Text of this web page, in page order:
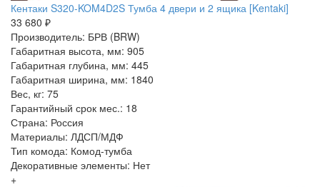
Кентаки S320-KOM4D2S Тумба 4 двери и 2 ящика [Kentaki]
33 680 ₽
Производитель: БРВ (BRW)
Габаритная высота, мм: 905
Габаритная глубина, мм: 445
Габаритная ширина, мм: 1840
Вес, кг: 75
Гарантийный срок мес.: 18
Страна: Россия
Материалы: ЛДСП/МДФ
Тип комода: Комод-тумба
Декоративные элементы: Нет
+